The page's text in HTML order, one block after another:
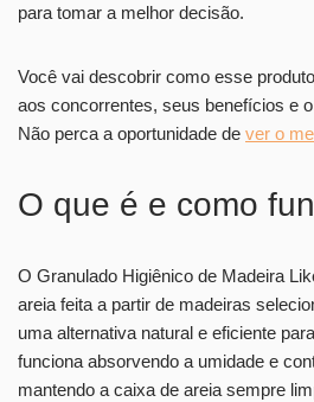
para tomar a melhor decisão.
Você vai descobrir como esse
aos concorrentes, seus benefícios e
Não perca a oportunidade de ver o
O que é e como
O Granulado Higiênico de Madeira
areia feita a partir de madeiras
uma alternativa natural e eficiente
funciona absorvendo a umidade e
mantendo a caixa de areia sempre